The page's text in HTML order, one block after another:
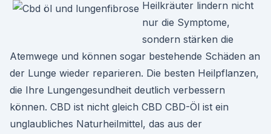
Heilkräuter lindern nicht
nur die Symptome,
sondern stärken die
Atemwege und können sogar bestehende Schäden an
der Lunge wieder reparieren. Die besten Heilpflanzen,
die Ihre Lungengesundheit deutlich verbessern
können. CBD ist nicht gleich CBD CBD-Öl ist ein
unglaubliches Naturheilmittel, das aus der